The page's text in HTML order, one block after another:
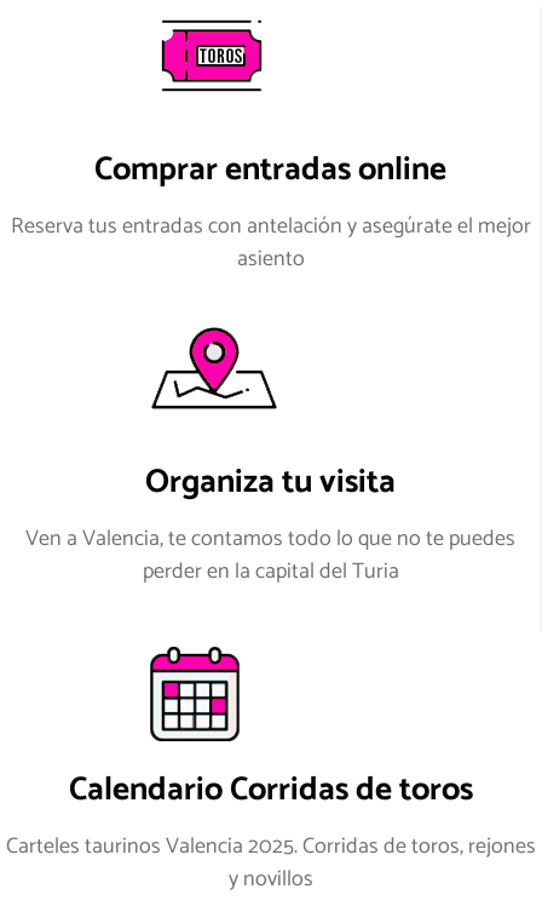
Comprar entradas online
Reserva tus entradas con antelación y asegúrate el mejor
asiento
Organiza tu visita
Ven a Valencia, te contamos todo lo que no te puedes
perder en la capital del Turia
Calendario Corridas de toros
Carteles taurinos Valencia 2025. Corridas de toros, rejones
y novillos